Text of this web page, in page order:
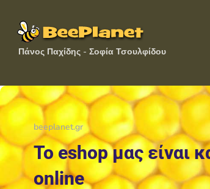
Πάνος Παχίδης - Σοφία Τσουλφίδου
beeplanet.gr
Το eshop μας είναι
online